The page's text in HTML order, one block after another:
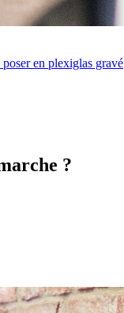
en plexiglas gravé
?